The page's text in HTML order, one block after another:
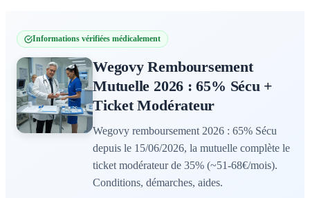
Informations vérifiées médicalement
Wegovy Remboursement
Mutuelle 2026 : 65% Sécu +
Ticket Modérateur
Wegovy remboursement 2026 : 65% Sécu
depuis le 15/06/2026, la mutuelle complète le
ticket modérateur de 35% (~51-68€/mois).
Conditions, démarches, aides.